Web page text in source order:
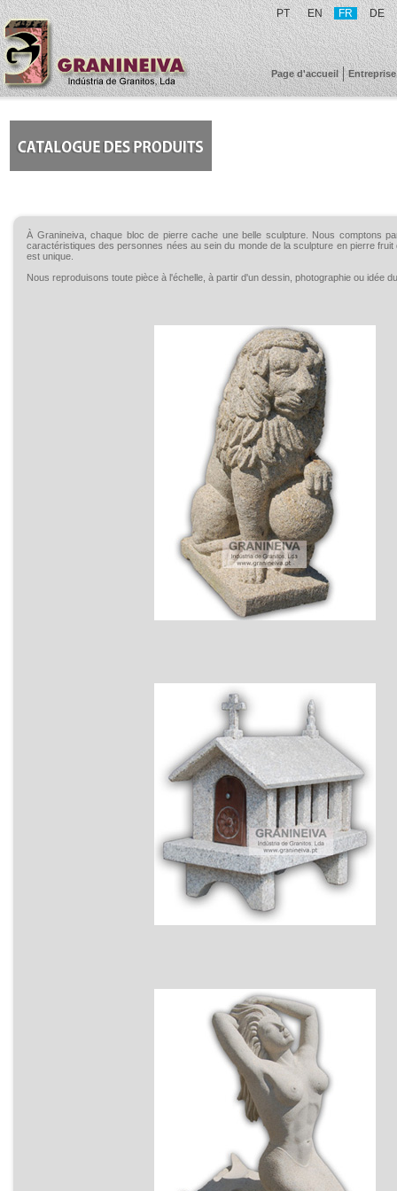
PT EN FR DE
Page d'accueil Entreprise
À Granineiva, chaque bloc de pierre cache une belle sculpture. Nous comptons
caractéristiques des personnes nées au sein du monde de la sculpture en pierre
est unique.
Nous reproduisons toute pièce à l'échelle, à partir d'un dessin, photographie ou idée